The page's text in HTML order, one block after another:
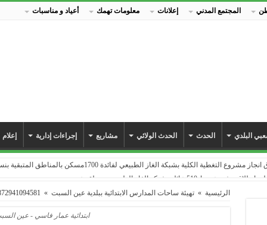
المجتمع المدني إعلانات معلومات تهمك أعياد و مناسبات
البلدي الحدث الحدث الولائي مشاريع إجراءات إدارية إعلام
الكلية بشبكة الغاز الطبيعي لفائدة 1700مسكن بالمناطق المتبقية بنسبة 100٪
الغاز الطبيعي بمنطقة عين جوهرة
جوهرة بشبكة الغاز الطبيعي…
الوطني للبلدية
المدرسي الجديد
الرئيسية » تهيئة ساحات المدارس الابتدائية ببلدية عين السبت »
ابتدائية عمار فاسي - عين